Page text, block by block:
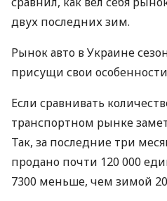
двух последних зим.
Рынок авто в Украине
присущи свои
Если сравнивать
транспортном рынке
Так, за последние три
продано почти 120 000
7300 меньше, чем зимой